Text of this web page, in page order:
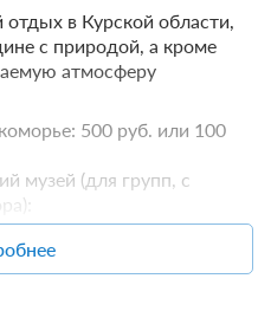
в Курской области,
с природой, а кроме
атмосферу
500 руб. или 100
музей (для групп, с